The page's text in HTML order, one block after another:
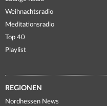
Weihnachtsradio
Meditationsradio
Top 40
Playlist
REGIONEN
Nordhessen News